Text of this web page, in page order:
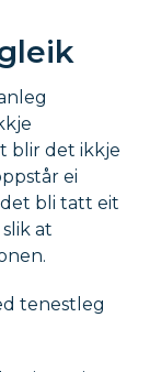
blir det ikkje
ei
bli tatt eit
at
tenestleg